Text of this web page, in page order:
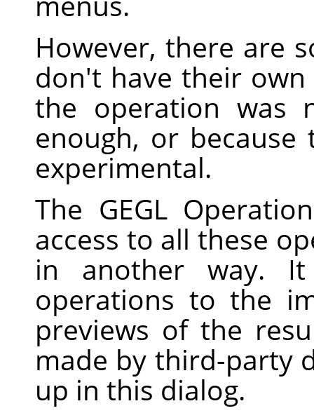
However, there are
don't have their own
the operation was
enough, or
experimental.
The GEGL
access to all these
in another way.
operations to the
previews of the
made by third-party
up in this dialog.